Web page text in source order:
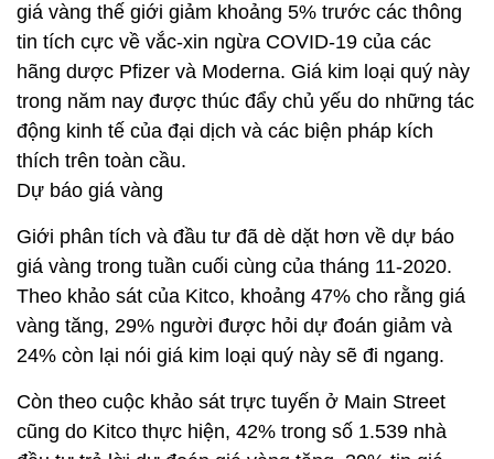
Giới phân tích và đầu tư đã dè dặt hơn về dự báo
giá vàng trong tuần cuối cùng của tháng 11-2020.
Theo khảo sát của Kitco, khoảng 47% cho rằng giá
vàng tăng, 29% người được hỏi dự đoán giảm và
24% còn lại nói giá kim loại quý này sẽ đi ngang.
Còn theo cuộc khảo sát trực tuyến ở Main Street
đầu tư trả lời dự đoán giá vàng tăng, 39% tin giá
vàng sẽ giảm và 20% trả lời sẽ đi ngang.
Giám đốc giao dịch toàn cầu của Kitco Metals, Peter
Hug khẳng định, về mặt kỹ thuật, mốc 1.850
Thị trường vẫn đang chờ đợi một chất xúc tác để
bứt phá và chất xúc tác này có thể xuất hiện vào